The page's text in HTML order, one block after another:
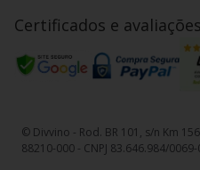
Certificados e avaliações
© Divvino - Rod. BR 101, s/n Km
88210-000 - CNPJ 83.646.984/0069-